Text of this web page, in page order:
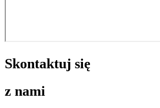
Skontaktuj się
z nami